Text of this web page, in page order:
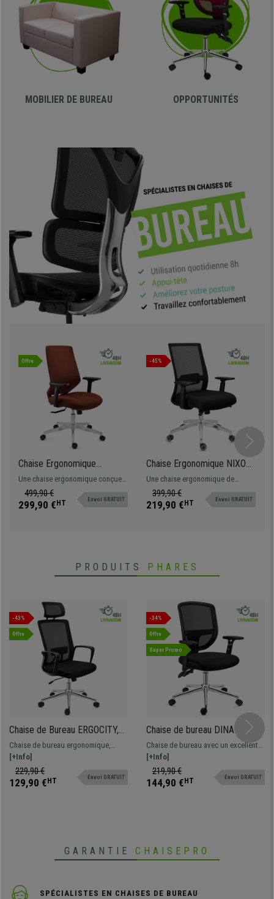
MOBILIER DE BUREAU OPPORTUNITÉS
Offre
Chaise Ergonomique
NOLAN, Design Élégant,
Confortable, en Maille et
Tissu, Marron
Une chaise ergonomique conçue
pour une utilisation quotidienne
intensive. Design moderne et
499,90 €
299,90 € HT Envoi GRATUIT
-45%
Chaise Ergonomique NIXON,
Support Lombaire,
Piétement Métallique,
Utilisation 8H, en Noir
Une chaise ergonomique de
qualité avec soutien lombaire.
Fabriquée avec des matériaux de
399,90 €
219,90 € HT Envoi GRATUIT
PRODUITS PHARES
-43%
Offre
Chaise de Bureau ERGOCITY,
Appui-Tête, Support Lombaire,
Dossier Basculant, Noir
Chaise de bureau ergonomique,
complète avec support lombaire, très
confortable.
[+Info]
229,90 €
129,90 € HT Envoi GRATUIT
-34%
Offre
Super Promo
Chaise de bureau DINAMIC,
Utilisation 8H, Dossier
Ajustable, Confortable et
Robuste, Noir
Chaise de bureau avec un excellent
rapport qualité-prix, très confortable
et robuste. Dossier et accoudoirs
ajustables, avec un design
[+Info]
219,90 €
144,90 € HT Envoi GRATUIT
GARANTIE CHAISEPRO
SPÉCIALISTES EN CHAISES DE BUREAU